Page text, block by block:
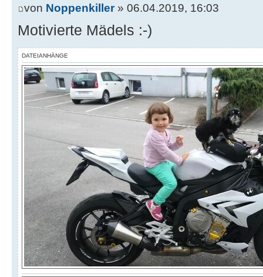
von Noppenkiller» 06.04.2019, 16:03
Motivierte Mädels :-)
DATEIANHÄNGE